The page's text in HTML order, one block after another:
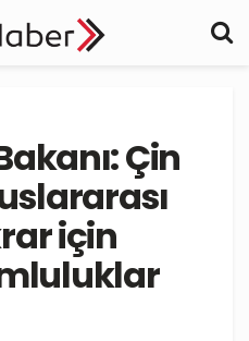
Çin
için